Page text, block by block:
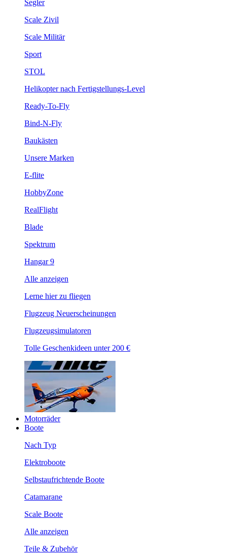
Segler
Scale Zivil
Scale Militär
Sport
STOL
Helikopter nach Fertigstellungs-Level
Ready-To-Fly
Bind-N-Fly
Baukästen
Unsere Marken
E-flite
HobbyZone
RealFlight
Blade
Spektrum
Hangar 9
Alle anzeigen
Lerne hier zu fliegen
Flugzeug Neuerscheinungen
Flugzeugsimulatoren
Tolle Geschenkideen unter 200 €
Motorräder
Boote
Nach Typ
Elektroboote
Selbstaufrichtende Boote
Catamarane
Scale Boote
Alle anzeigen
Teile & Zubehör